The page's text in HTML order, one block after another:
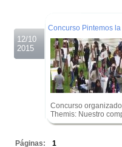
12/10
2015
Concurso Pintemos
Concurso
Themis: Nuestro
Páginas: 1